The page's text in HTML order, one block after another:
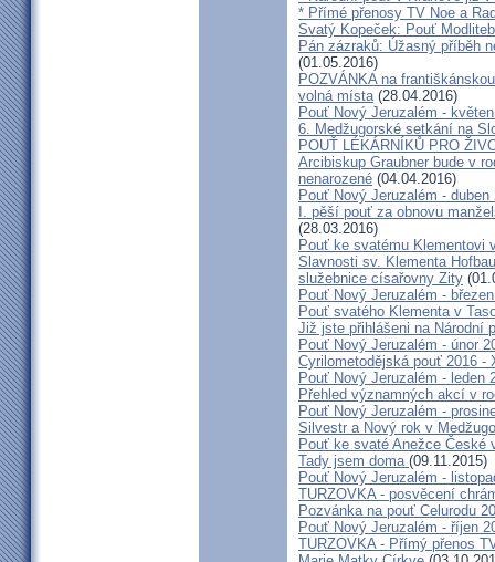
* Přímé přenosy TV Noe a
Svatý Kopeček: Pouť
Pán zázraků: Úžasný příběh
(01.05.2016)
POZVÁNKA na
volná místa (28.04.2016)
Pouť Nový Jeruzalém -
6. Medžugorské setkání na
POUŤ LÉKÁRNÍKŮ PRO
Arcibiskup Graubner bude v
nenarozené (04.04.2016)
Pouť Nový Jeruzalém - duben
I. pěší pouť za obnovu
(28.03.2016)
Pouť ke svatému Klementovi
Slavnosti sv. Klementa
služebnice císařovny Zity
Pouť Nový Jeruzalém -
Pouť svatého Klementa v
Již jste přihlášeni na Národní
Pouť Nový Jeruzalém - únor
Cyrilometodějská pouť 2016 -
Pouť Nový Jeruzalém - leden
Přehled významných akcí v
Pouť Nový Jeruzalém -
Silvestr a Nový rok v
Pouť ke svaté Anežce České
Tady jsem doma (09.11.2015)
Pouť Nový Jeruzalém -
TURZOVKA - posvěcení
Pozvánka na pouť Celurodu
Pouť Nový Jeruzalém - říjen
TURZOVKA - Přímý přenos